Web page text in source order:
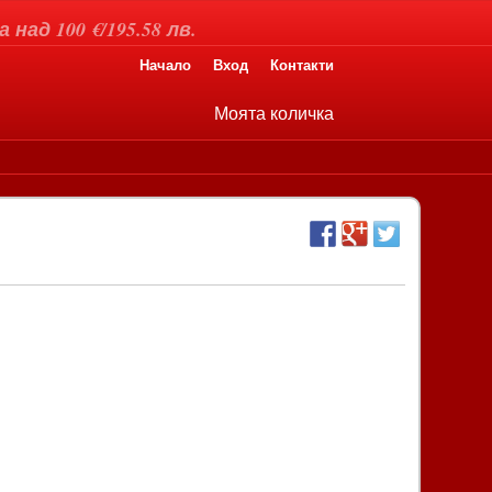
Начало Вход Контакти
Моята количка
100 €/195.58 лв.